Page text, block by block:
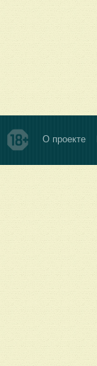
О проекте